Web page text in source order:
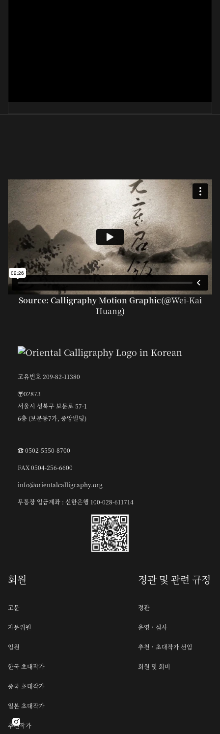
Source: Calligraphy Motion Graphic(@Wei-Kai
Huang)
고유번호 209-82-11380
〶02873
서울시 성북구 보문로 57-1
6층 (보문동7가, 중앙빌딩)
☎︎ 0502-5550-8700
FAX 0504-256-6600
info@orientalcalligraphy.org
무통장 입금계좌 : 신한은행 100-028-611714
회원
고문
자문위원
임원
한국 초대작가
중국 초대작가
일본 초대작가
추천작가
정관 및 관련 규정
정관
운영ㆍ심사
추천ㆍ초대작가 선임
회원 및 회비
